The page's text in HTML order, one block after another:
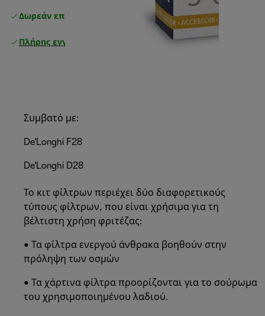
Δωρεάν επιστροφές
Πλήρης εγγύηση κατασκευαστή
Συμβατό με:
De'Longhi F28
De'Longhi D28
Το κιτ φίλτρων περιέχει δύο διαφορετικούς
τύπους φίλτρων, που είναι χρήσιμα για τη
βέλτιστη χρήση φριτέζας:
• Τα φίλτρα ενεργού άνθρακα βοηθούν στην
πρόληψη των οσμών
• Τα χάρτινα φίλτρα προορίζονται για το σούρωμα
του χρησιμοποιημένου λαδιού.